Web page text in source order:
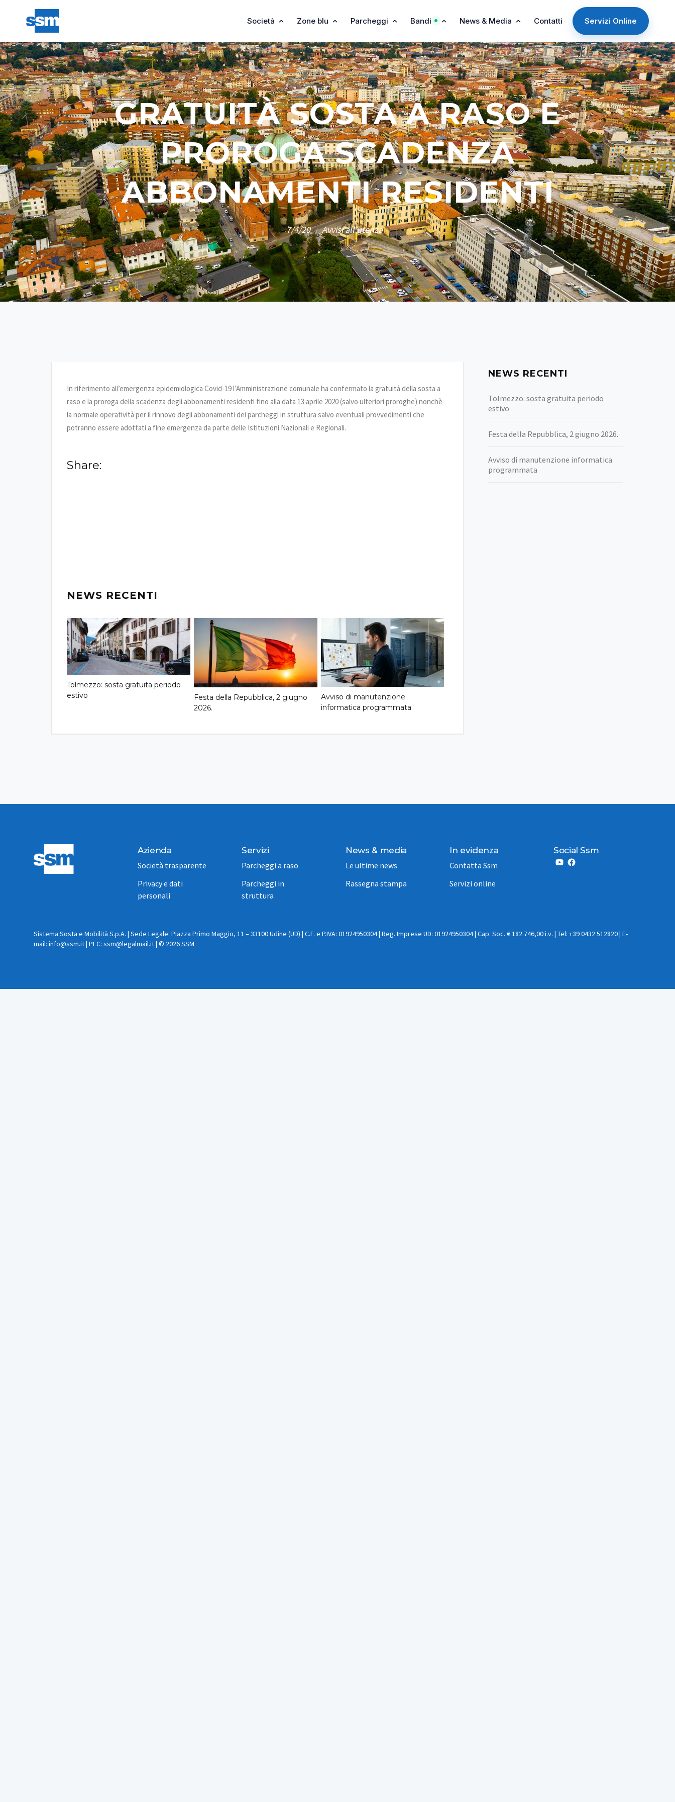
Società Zone blu Parcheggi Bandi News & Media Contatti Servizi Online
GRATUITÀ SOSTA A RASO E
PROROGA SCADENZA
ABBONAMENTI RESIDENTI
7/4/20 / Avvisi all'utenza /
In riferimento all’emergenza epidemiologica Covid-19 l’Amministrazione comunale ha confermato la gratuità della sosta a
raso e la proroga della scadenza degli abbonamenti residenti fino alla data 13 aprile 2020 (salvo ulteriori proroghe) nonchè
la normale operatività per il rinnovo degli abbonamenti dei parcheggi in struttura salvo eventuali provvedimenti che
potranno essere adottati a fine emergenza da parte delle Istituzioni Nazionali e Regionali.
Share:
NEWS RECENTI
Tolmezzo: sosta gratuita periodo
estivo
Festa della Repubblica, 2 giugno
2026.
Avviso di manutenzione
informatica programmata
NEWS RECENTI
Tolmezzo: sosta gratuita periodo
estivo
Festa della Repubblica, 2 giugno 2026.
Avviso di manutenzione informatica
programmata
Azienda
Società trasparente
Privacy e dati
personali
Servizi
Parcheggi a raso
Parcheggi in
struttura
News & media
Le ultime news
Rassegna stampa
In evidenza
Contatta Ssm
Servizi online
Social Ssm
Sistema Sosta e Mobilità S.p.A. | Sede Legale: Piazza Primo Maggio, 11 – 33100 Udine (UD) | C.F. e P.IVA: 01924950304 | Reg. Imprese UD: 01924950304 | Cap. Soc. € 182.746,00 i.v. | Tel: +39 0432 512820 | E-
mail: info@ssm.it | PEC: ssm@legalmail.it | © 2026 SSM